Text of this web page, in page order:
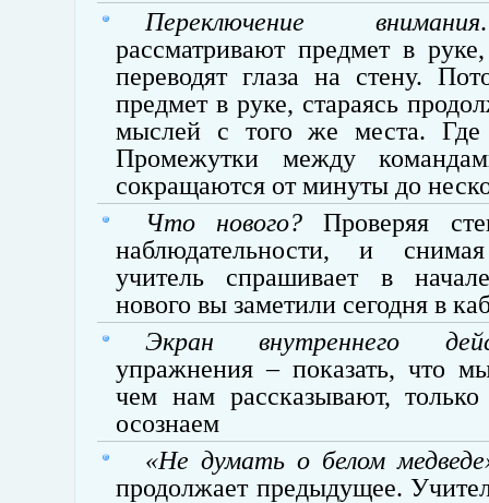
Переключение внимания
рассматривают предмет в
переводят глаза на стену.
предмет в руке, стараясь
мыслей с того же места. Где
Промежутки между
сокращаются от минуты до
Что нового? Проверяя
наблюдательности, и
учитель спрашивает в
нового вы заметили сегодня в
Экран внутреннего
упражнения – показать, что
чем нам рассказывают,
осознаем
«Не думать о белом
продолжает предыдущее.